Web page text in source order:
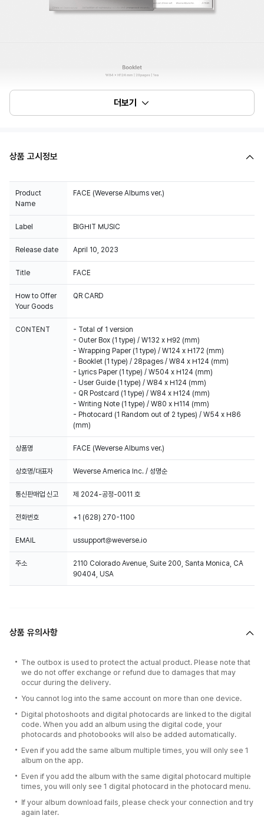
더보기
상품 고시정보
Product
Name
FACE (Weverse Albums ver.)
Label BIGHIT MUSIC
Release date April 10, 2023
Title FACE
How to Offer
Your Goods
QR CARD
CONTENT
- Total of 1 version
- Outer Box (1 type) / W132 x H92 (mm)
- Wrapping Paper (1 type) / W124 x H172 (mm)
- Booklet (1 type) / 28pages / W84 x H124 (mm)
- Lyrics Paper (1 type) / W504 x H124 (mm)
- User Guide (1 type) / W84 x H124 (mm)
- QR Postcard (1 type) / W84 x H124 (mm)
- Writing Note (1 type) / W80 x H114 (mm)
- Photocard (1 Random out of 2 types) / W54 x H86
(mm)
상품명 FACE (Weverse Albums ver.)
상호명/대표자 Weverse America Inc. / 성명순
통신판매업 신고 제 2024-공정-0011 호
전화번호 +1 (628) 270-1100
EMAIL ussupport@weverse.io
주소
2110 Colorado Avenue, Suite 200, Santa Monica, CA
90404, USA
상품 유의사항
The outbox is used to protect the actual product. Please note that
we do not offer exchange or refund due to damages that may
occur during the delivery.
You cannot log into the same account on more than one device.
Digital photoshoots and digital photocards are linked to the digital
code. When you add an album using the digital code, your
photocards and photobooks will also be added automatically.
Even if you add the same album multiple times, you will only see 1
album on the app.
Even if you add the album with the same digital photocard multiple
times, you will only see 1 digital photocard in the photocard menu.
If your album download fails, please check your connection and try
again later.